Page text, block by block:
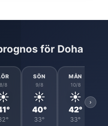
för Doha
8/8
SÖN
9/8
☀️
40°
33°
MÅN
10/8
☀️
42°
33°
›